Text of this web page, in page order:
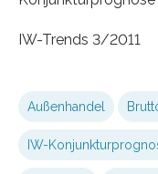
IW-Trends 3/2011
Außenhandel
IW-